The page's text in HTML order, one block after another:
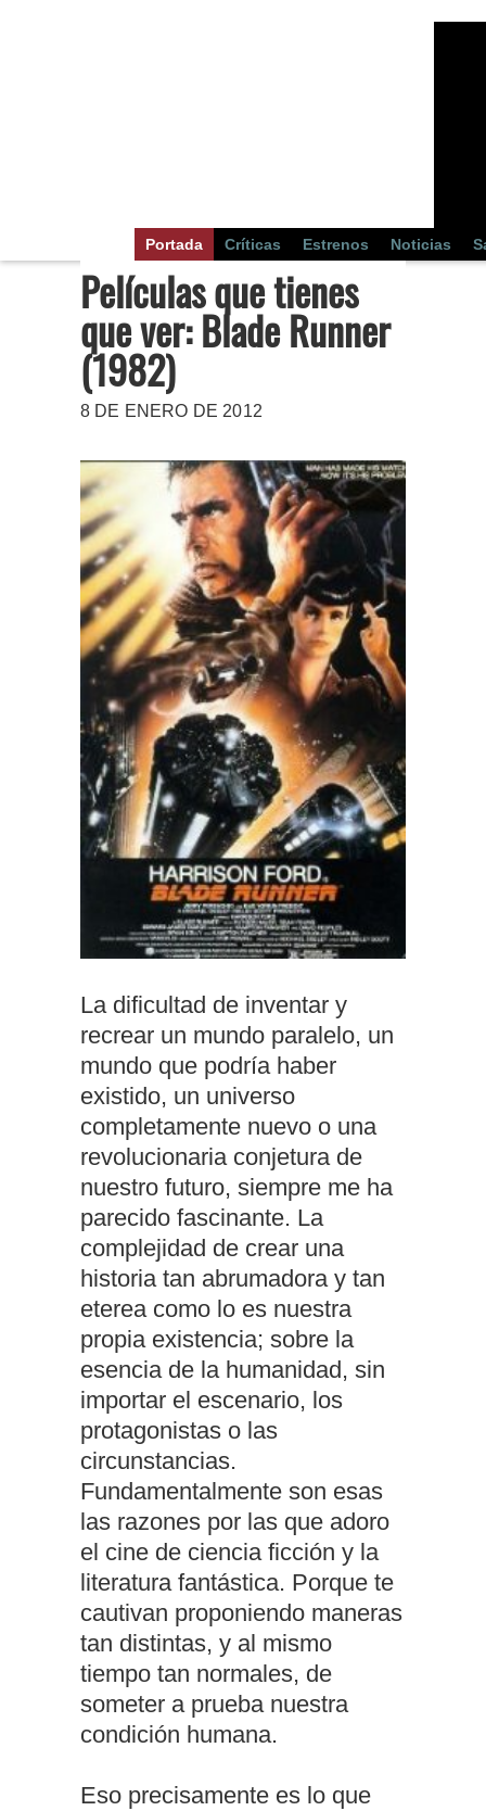
Portada Críticas Estrenos Noticias
Películas que tienes
que ver: Blade Runner
(1982)
8 DE ENERO DE 2012
La dificultad de inventar y
recrear un mundo paralelo, un
mundo que podría haber
existido, un universo
completamente nuevo o una
revolucionaria conjetura de
nuestro futuro, siempre me ha
parecido fascinante. La
complejidad de crear una
historia tan abrumadora y tan
eterea como lo es nuestra
propia existencia; sobre la
esencia de la humanidad, sin
importar el escenario, los
protagonistas o las
circunstancias.
Fundamentalmente son esas
las razones por las que adoro
el cine de ciencia ficción y la
literatura fantástica. Porque te
cautivan proponiendo maneras
tan distintas, y al mismo
tiempo tan normales, de
someter a prueba nuestra
condición humana.
Eso precisamente es lo que